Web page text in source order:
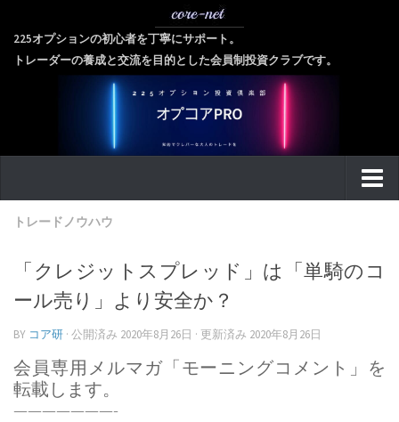
225オプションの初心者を丁寧にサポート。
トレーダーの養成と交流を目的とした会員制投資クラブです。
home
ご挨拶に代えて
会社概要
代表者紹介
個人情報保護方針
金融商品取引法に基づく表記
トレードノウハウ
「クレジットスプレッド」は「単騎のコ
ール売り」より安全か？
BY コア研 · 公開済み 2020年8月26日 · 更新済み 2020年8月26日
会員専用メルマガ「モーニングコメント」を
転載します。
———————-